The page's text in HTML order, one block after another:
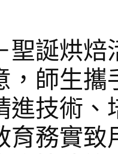
聖誕烘焙
，師生攜
進技術、
育務實致